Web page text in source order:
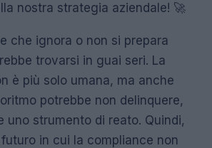
nostra strategia aziendale! 🚀
che ignora o non si prepara
trovarsi in guai seri. La
è più solo umana, ma anche
potrebbe non delinquere,
uno strumento di reato. Quindi,
in cui la compliance non